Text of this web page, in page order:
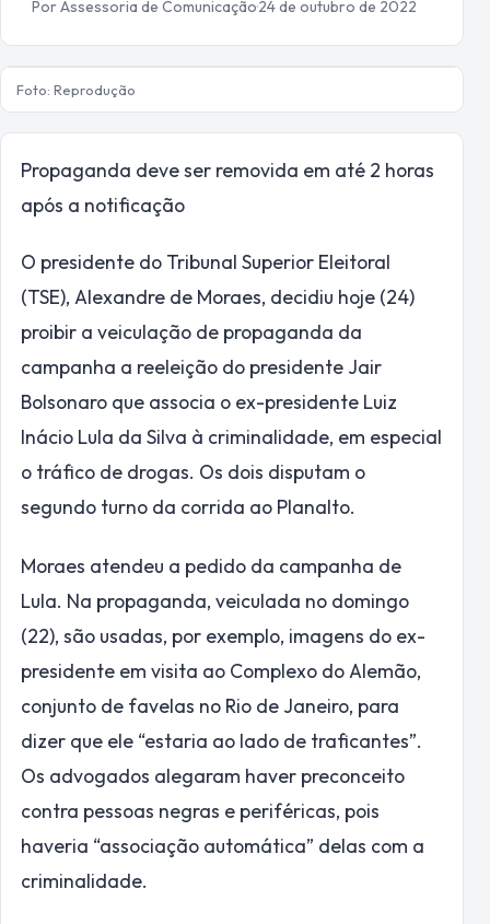
Por Assessoria de Comunicação·24 de outubro de 2022
Foto: Reprodução
Propaganda deve ser removida em até 2 horas
após a notificação
O presidente do Tribunal Superior Eleitoral
(TSE), Alexandre de Moraes, decidiu hoje (24)
proibir a veiculação de propaganda da
campanha a reeleição do presidente Jair
Bolsonaro que associa o ex-presidente Luiz
Inácio Lula da Silva à criminalidade, em especial
o tráfico de drogas. Os dois disputam o
segundo turno da corrida ao Planalto.
Moraes atendeu a pedido da campanha de
Lula. Na propaganda, veiculada no domingo
(22), são usadas, por exemplo, imagens do ex-
presidente em visita ao Complexo do Alemão,
conjunto de favelas no Rio de Janeiro, para
dizer que ele “estaria ao lado de traficantes”.
Os advogados alegaram haver preconceito
contra pessoas negras e periféricas, pois
haveria “associação automática” delas com a
criminalidade.